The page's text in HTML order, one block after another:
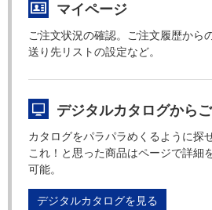
マイページ
ご注文状況の確認。ご注文履歴から
送り先リストの設定など。
デジタルカタログからご
カタログをパラパラめくるように探
これ！と思った商品はページで詳細
可能。
デジタルカタログを見る